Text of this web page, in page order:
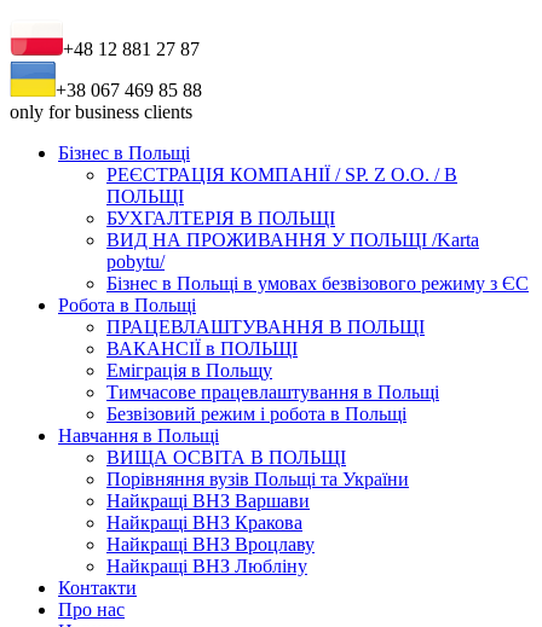
+48 12 881 27 87
+38 067 469 85 88
only for business clients
Бізнес в Польщі
РЕЄСТРАЦІЯ КОМПАНІЇ / SP. Z O.O. / В
ПОЛЬЩІ
БУХГАЛТЕРІЯ В ПОЛЬЩІ
ВИД НА ПРОЖИВАННЯ У ПОЛЬЩІ /Karta
pobytu/
Бізнес в Польщі в умовах безвізового режиму з ЄС
Робота в Польщі
ПРАЦЕВЛАШТУВАННЯ В ПОЛЬЩІ
ВАКАНСІЇ в ПОЛЬЩІ
Еміграція в Польщу
Тимчасове працевлаштування в Польщі
Безвізовий режим і робота в Польщі
Навчання в Польщі
ВИЩА ОСВІТА В ПОЛЬЩІ
Порівняння вузів Польщі та України
Найкращі ВНЗ Варшави
Найкращі ВНЗ Кракова
Найкращі ВНЗ Вроцлаву
Найкращі ВНЗ Любліну
Контакти
Про нас